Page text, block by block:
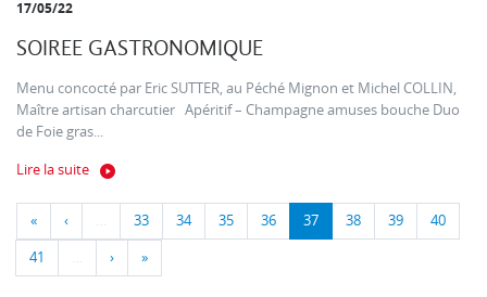
17/05/22
SOIREE GASTRONOMIQUE
Menu concocté par Eric SUTTER, au Péché Mignon et Michel COLLIN,
Maître artisan charcutier Apéritif – Champagne amuses bouche Duo
de Foie gras...
Lire la suite
« ‹ … 33 34 35 36 37 38 39 40
41 … › »